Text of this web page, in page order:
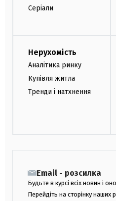
Серіали
Нерухомість
Аналітика ринку
Купівля житла
Тренди і натхнення
Email - розсилка
Будьте в курсі всіх новин і
Перейдіть на сторінку наших